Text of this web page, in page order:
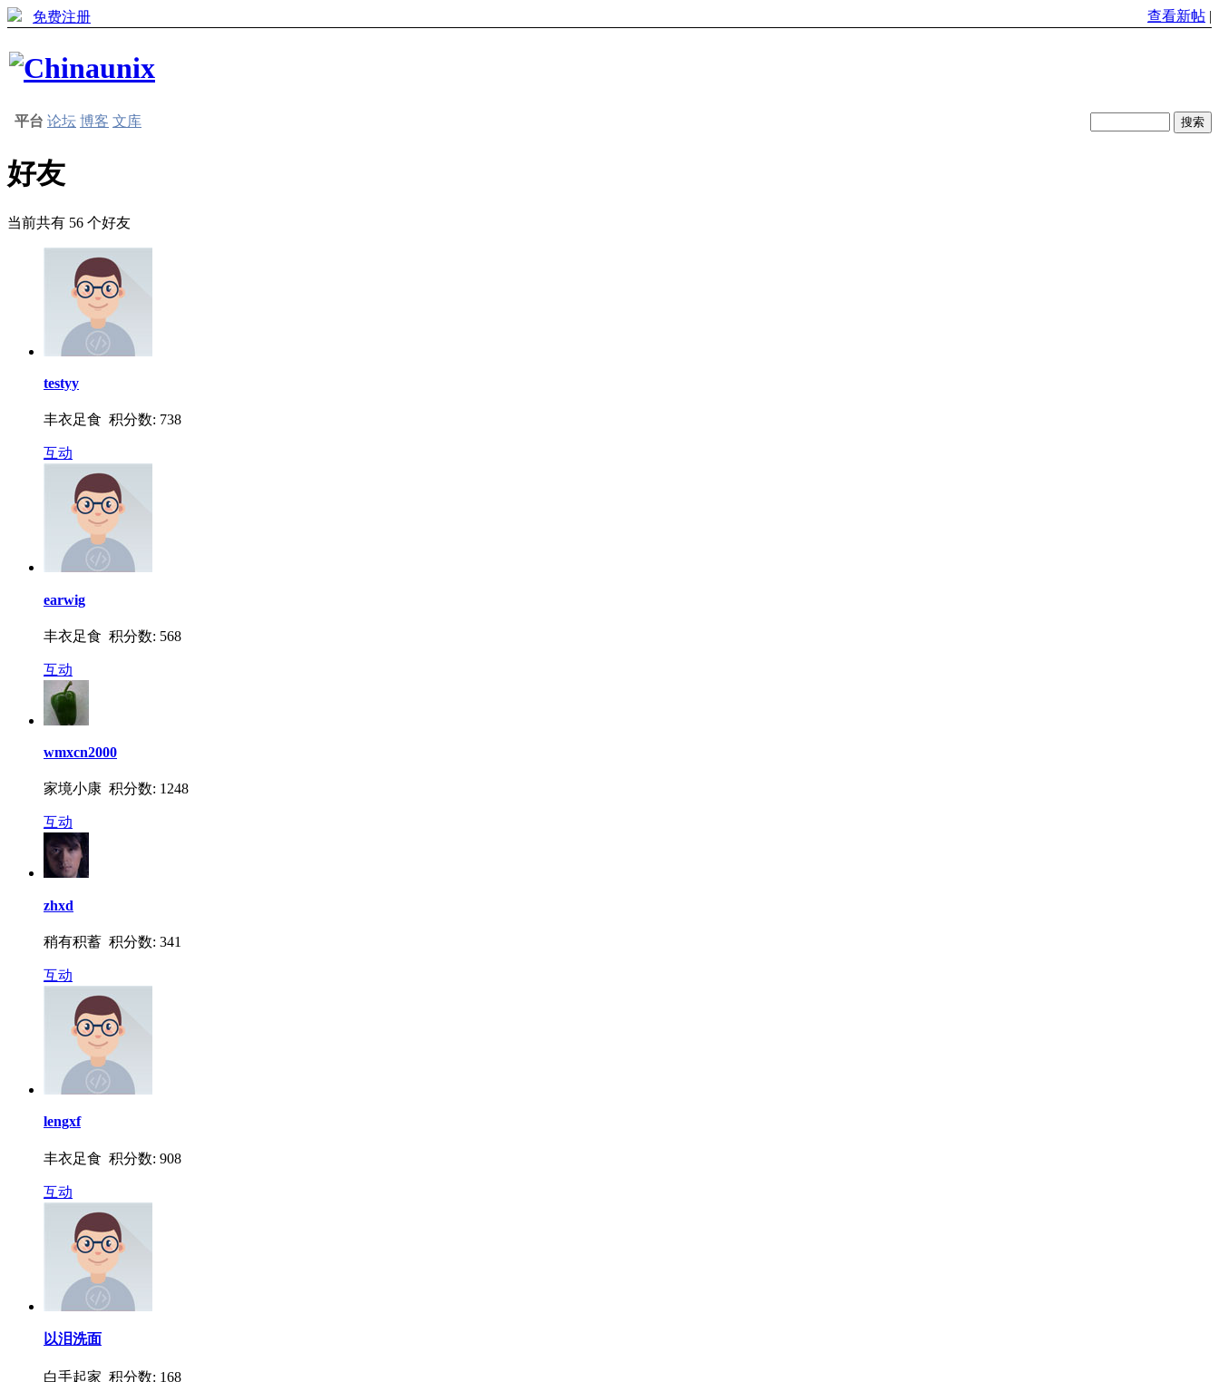
免费注册 查看新帖 |
平台 论坛 博客 文库
好友
当前共有 56 个好友
testyy
丰衣足食 积分数: 738
互动
earwig
丰衣足食 积分数: 568
互动
wmxcn2000
家境小康 积分数: 1248
互动
zhxd
稍有积蓄 积分数: 341
互动
lengxf
丰衣足食 积分数: 908
互动
以泪洗面
白手起家 积分数: 168